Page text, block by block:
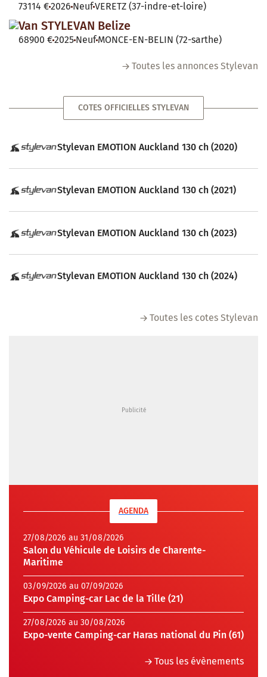
73114 €2026 NeufVERETZ (37-indre-et-loire)
Van STYLEVAN Belize
68900 €2025 Neuf MONCE-EN-BELIN (72-sarthe)
Toutes les annonces Stylevan
COTES OFFICIELLES STYLEVAN
Stylevan EMOTION Auckland 130 ch (2020)
Stylevan EMOTION Auckland 130 ch (2021)
Stylevan EMOTION Auckland 130 ch (2023)
Stylevan EMOTION Auckland 130 ch (2024)
Toutes les cotes Stylevan
AGENDA
27/08/2026 au 31/08/2026
Salon du Véhicule de Loisirs de Charente-
Maritime
03/09/2026 au 07/09/2026
Expo Camping-car Lac de la Tille (21)
27/08/2026 au 30/08/2026
Expo-vente Camping-car Haras national du Pin (61)
Tous les évènements